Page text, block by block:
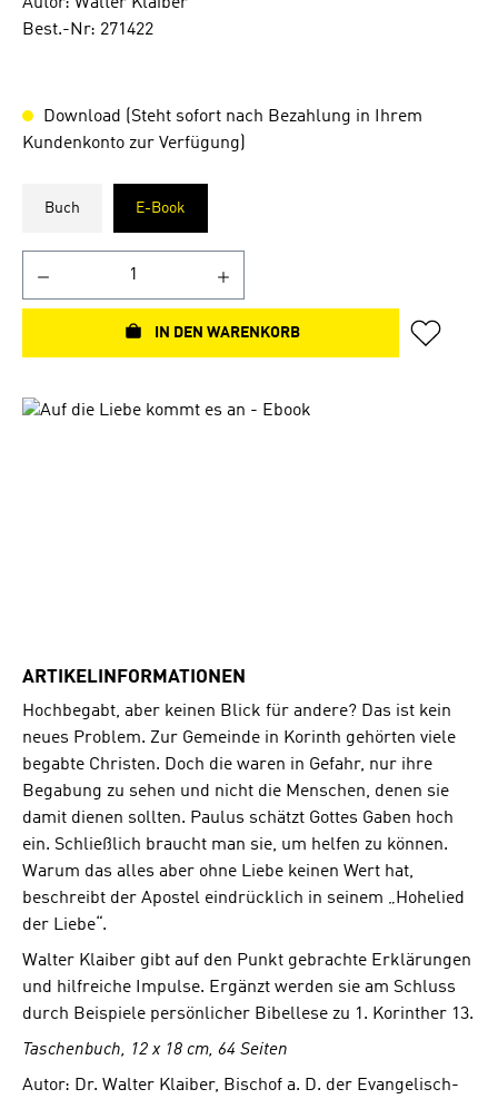
Best.-Nr: 271422
Download (Steht sofort nach Bezahlung in Ihrem
Kundenkonto zur Verfügung)
Buch E-Book
IN DEN WARENKORB
Bildergalerie überspringen
ARTIKELINFORMATIONEN
Hochbegabt, aber keinen Blick für andere? Das ist kein
neues Problem. Zur Gemeinde in Korinth gehörten viele
begabte Christen. Doch die waren in Gefahr, nur ihre
Begabung zu sehen und nicht die Menschen, denen sie
damit dienen sollten. Paulus schätzt Gottes Gaben hoch
ein. Schließlich braucht man sie, um helfen zu können.
Warum das alles aber ohne Liebe keinen Wert hat,
beschreibt der Apostel eindrücklich in seinem „Hohelied
der Liebe“.
Walter Klaiber gibt auf den Punkt gebrachte Erklärungen
und hilfreiche Impulse. Ergänzt werden sie am Schluss
durch Beispiele persönlicher Bibellese zu 1. Korinther 13.
Taschenbuch, 12 x 18 cm, 64 Seiten
Autor: Dr. Walter Klaiber, Bischof a. D. der Evangelisch-